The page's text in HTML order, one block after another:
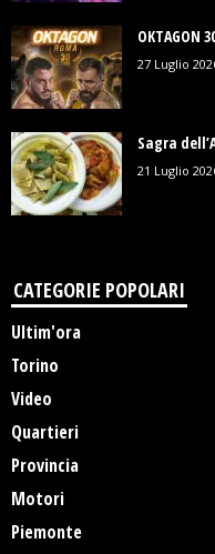
OKTAGON
27 Luglio
Sagra
21 Luglio
CATEGORIE POPOLARI
Ultim'ora
Torino
Video
Quartieri
Provincia
Motori
Piemonte